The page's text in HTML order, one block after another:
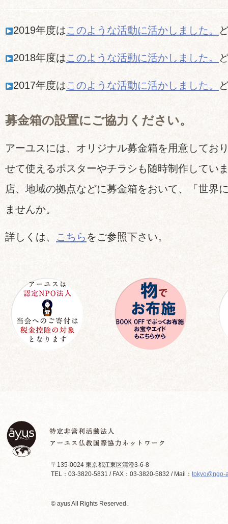
2019年度はこのような活動に活かしました。
2018年度はこのような活動に活かしました。
2017年度はこのような活動に活かしました。
募金箱の設置にご協力ください。
アーユスには、オリジナル募金箱を用意してお
せて使えるポスターやチラシも随時制作してい
店、地域の拠点などに募金箱をおいて、「世界
ませんか。
詳しくは、 こちら をご参照下さい。
〒135-0024 東京都江東区清澄3-6-8
TEL：03-3820-5831 / FAX：03-3820-5832 / Mail： tokyo@ngo-
© ayus All Rights Reserved.